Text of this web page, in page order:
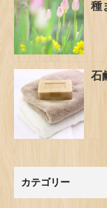
種
石
カテゴリー